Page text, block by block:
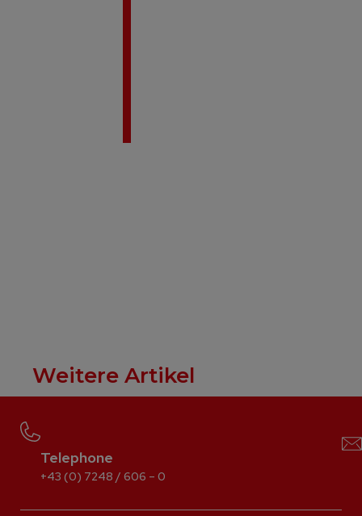
Weitere Artikel
Telephone
+43 (0) 7248 / 606 – 0